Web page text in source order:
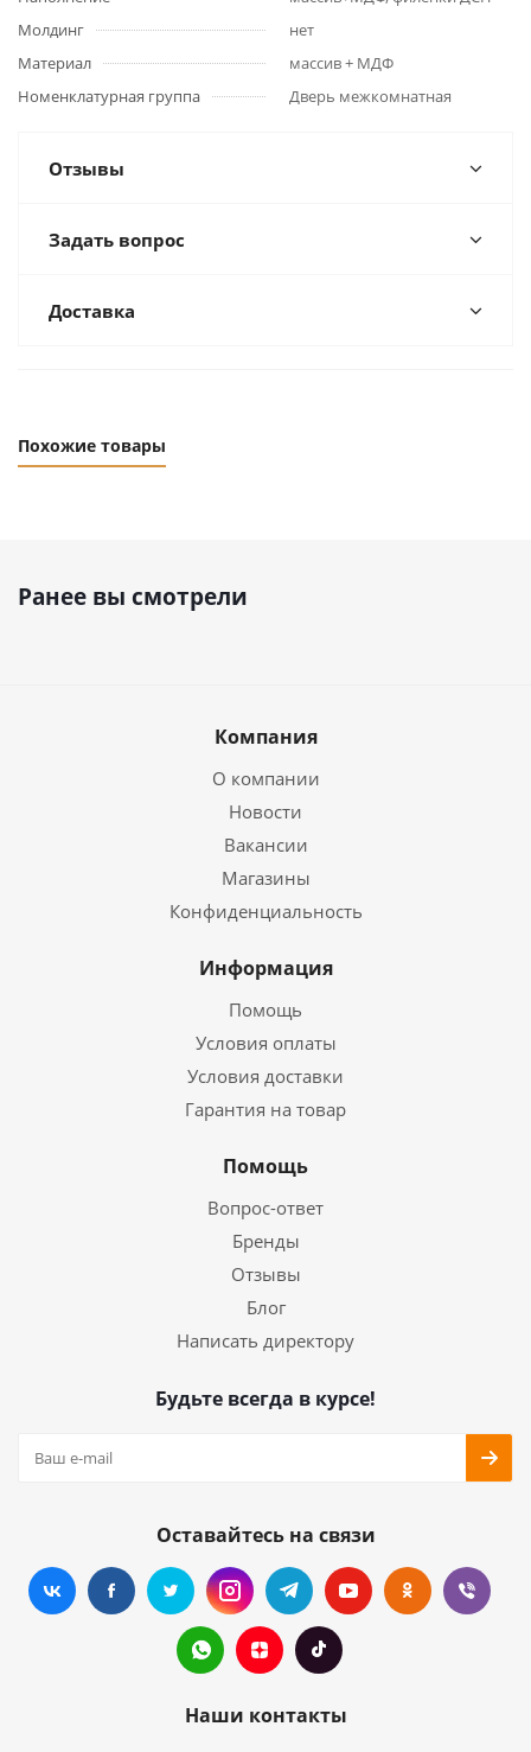
Молдинг
нет
Материал
массив + МДФ
Номенклатурная группа
Дверь межкомнатная
Отзывы
Задать вопрос
Доставка
Похожие товары
Ранее вы смотрели
Компания
О компании
Новости
Вакансии
Магазины
Конфиденциальность
Информация
Помощь
Условия оплаты
Условия доставки
Гарантия на товар
Помощь
Вопрос-ответ
Бренды
Отзывы
Блог
Написать директору
Будьте всегда в курсе!
Оставайтесь на связи
Наши контакты